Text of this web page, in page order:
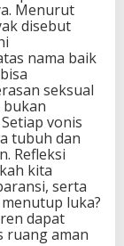
Menurut
disebut
nama baik
seksual
vonis
tubuh dan
Refleksi
kita
serta
luka?
dapat
ruang aman